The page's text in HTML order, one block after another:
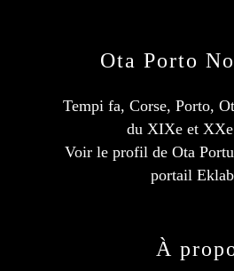
Ota Porto
Tempi fa, Corse, Porto,
du XIXe et
Voir le profil de Ota
portail
À